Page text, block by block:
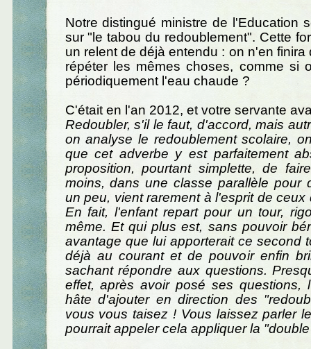
Notre distingué ministre de l'Education
sur "le tabou du redoublement". Cette
un relent de déjà entendu : on n'en finira
répéter les mêmes choses, comme si
périodiquement l'eau chaude ?
C'était en l'an 2012, et votre servante
Redoubler, s'il le faut, d'accord, mais
on analyse le redoublement scolaire,
que cet adverbe y est parfaitement
proposition, pourtant simplette, de
moins, dans une classe parallèle pour
un peu, vient rarement à l'esprit de ceux
En fait, l'enfant repart pour un tour,
même. Et qui plus est, sans pouvoir
avantage que lui apporterait ce second
déjà au courant et de pouvoir enfin
sachant répondre aux questions.
effet, après avoir posé ses questions,
hâte d'ajouter en direction des
vous vous taisez ! Vous laissez parler
pourrait appeler cela appliquer la